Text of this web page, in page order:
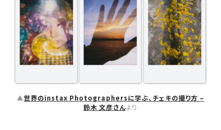
▲世界のinstax Photographersに学ぶ、チェキの撮り方 –
鈴木 文彦さんより